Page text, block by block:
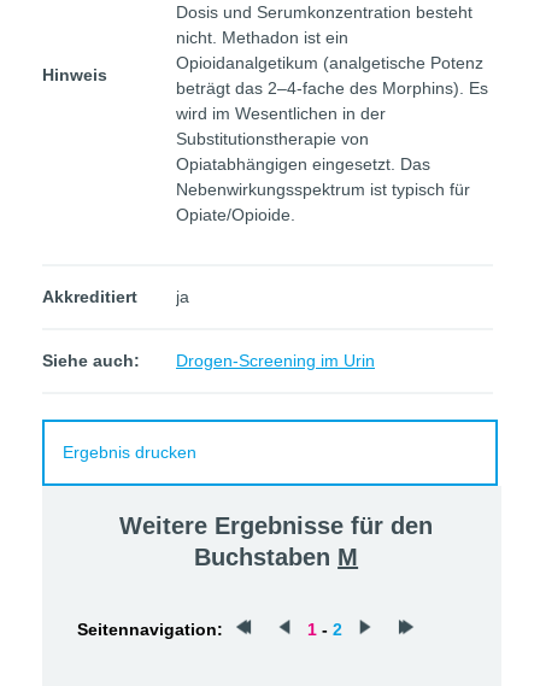
Hinweis
Dosis und Serumkonzentration besteht
nicht. Methadon ist ein
Opioidanalgetikum (analgetische Potenz
beträgt das 2–4-fache des Morphins). Es
wird im Wesentlichen in der
Substitutionstherapie von
Opiatabhängigen eingesetzt. Das
Nebenwirkungsspektrum ist typisch für
Opiate/Opioide.
Akkreditiert ja
Siehe auch: Drogen-Screening im Urin
Ergebnis drucken
Weitere Ergebnisse für den
Buchstaben M
Seitennavigation: 1 - 2